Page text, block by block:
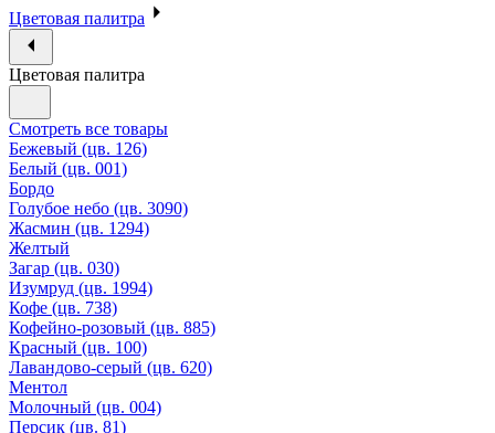
Цветовая палитра
Цветовая палитра
Смотреть все товары
Бежевый (цв. 126)
Белый (цв. 001)
Бордо
Голубое небо (цв. 3090)
Жасмин (цв. 1294)
Желтый
Загар (цв. 030)
Изумруд (цв. 1994)
Кофе (цв. 738)
Кофейно-розовый (цв. 885)
Красный (цв. 100)
Лавандово-серый (цв. 620)
Ментол
Молочный (цв. 004)
Персик (цв. 81)